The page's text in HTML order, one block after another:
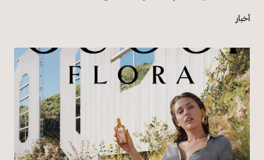
أخبار